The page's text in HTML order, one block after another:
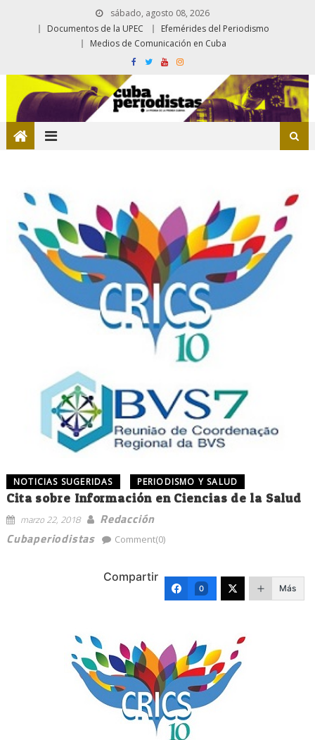
sábado, agosto 08, 2026
Documentos de la UPEC
Efemérides del Periodismo
Medios de Comunicación en Cuba
NOTICIAS SUGERIDAS PERIODISMO Y SALUD
Cita sobre Información en Ciencias de la Salud
marzo 22, 2018
Redacción
Cubaperiodistas
Comment(0)
Compartir
0 Más